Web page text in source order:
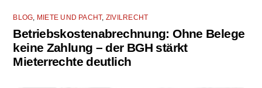
BLOG, MIETE UND PACHT, ZIVILRECHT
Betriebskostenabrechnung: Ohne Belege
keine Zahlung – der BGH stärkt
Mieterrechte deutlich